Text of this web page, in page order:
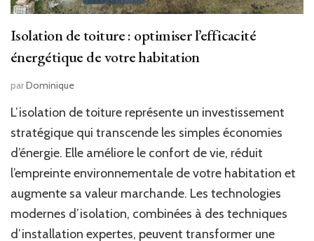
Isolation de toiture : optimiser l’efficacité
énergétique de votre habitation
parDominique
L’isolation de toiture représente un investissement
stratégique qui transcende les simples économies
d’énergie. Elle améliore le confort de vie, réduit
l’empreinte environnementale de votre habitation et
augmente sa valeur marchande. Les technologies
modernes d’isolation, combinées à des techniques
d’installation expertes, peuvent transformer une